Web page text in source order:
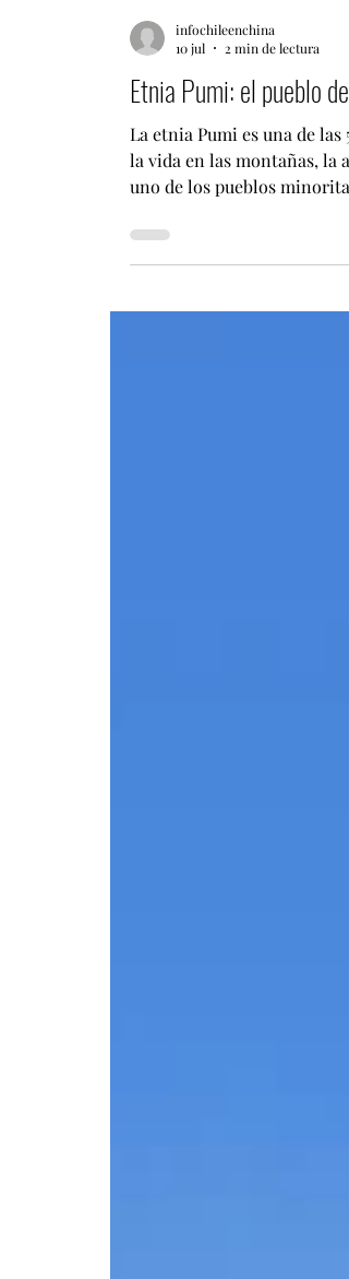
infochileenchina
10 jul
2 min de lectura
Etnia Pumi: el pueblo
La etnia Pumi es una de
uno de los pueblos
del último censo, cuenta